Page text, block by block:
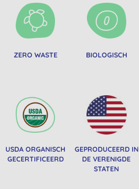
ZERO WASTE BIOLOGISCH
USDA ORGANISCH
GECERTIFICEERD
GEPRODUCEERD IN
DE VERENIGDE
STATEN